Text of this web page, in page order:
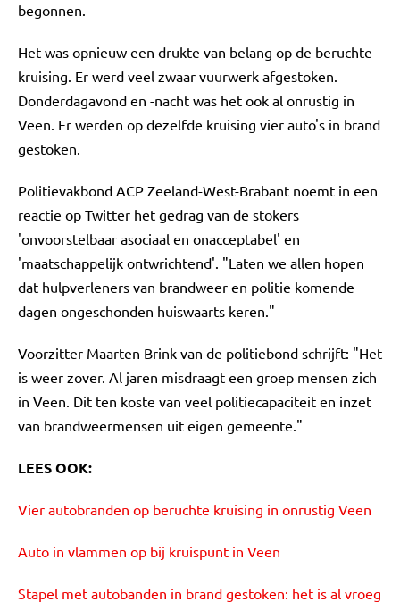
begonnen.
Het was opnieuw een drukte van belang op de beruchte
kruising. Er werd veel zwaar vuurwerk afgestoken.
Donderdagavond en -nacht was het ook al onrustig in
Veen. Er werden op dezelfde kruising vier auto's in brand
gestoken.
Politievakbond ACP Zeeland-West-Brabant noemt in een
reactie op Twitter het gedrag van de stokers
'onvoorstelbaar asociaal en onacceptabel' en
'maatschappelijk ontwrichtend'. "Laten we allen hopen
dat hulpverleners van brandweer en politie komende
dagen ongeschonden huiswaarts keren."
Voorzitter Maarten Brink van de politiebond schrijft: "Het
is weer zover. Al jaren misdraagt een groep mensen zich
in Veen. Dit ten koste van veel politiecapaciteit en inzet
van brandweermensen uit eigen gemeente."
LEES OOK:
Vier autobranden op beruchte kruising in onrustig Veen
Auto in vlammen op bij kruispunt in Veen
Stapel met autobanden in brand gestoken: het is al vroeg